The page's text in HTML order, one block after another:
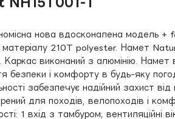
нова вдосконалена модель +
210T polyester. Намет
Каркас виконаний з алюмінію. Намет
безпеки і комфорту в будь-яку
забезпечує надійний захист від
для походів, велопоходів і
1 вхід з тамбуром; вентиляційні